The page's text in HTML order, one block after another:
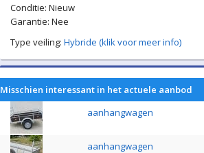
Conditie: Nieuw
Garantie: Nee
Type veiling: Hybride (klik voor meer info)
Misschien interessant in het actuele aanbod
aanhangwagen
aanhangwagen